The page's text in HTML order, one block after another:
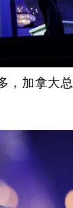
加拿大